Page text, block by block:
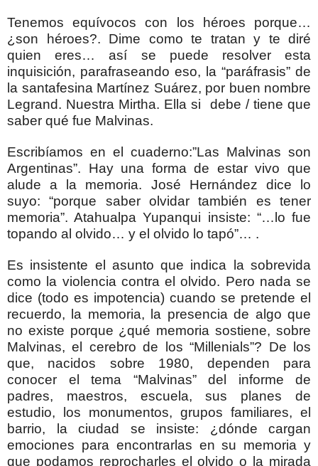
Tenemos equívocos con los héroes porque…
¿son héroes?. Dime como te tratan y te diré
quien eres… así se puede resolver esta
inquisición, parafraseando eso, la “paráfrasis” de
la santafesina Martínez Suárez, por buen nombre
Legrand. Nuestra Mirtha. Ella si debe / tiene que
saber qué fue Malvinas.
Escribíamos en el cuaderno:”Las Malvinas son
Argentinas”. Hay una forma de estar vivo que
alude a la memoria. José Hernández dice lo
suyo: “porque saber olvidar también es tener
memoria”. Atahualpa Yupanqui insiste: “…lo fue
topando al olvido… y el olvido lo tapó”… .
Es insistente el asunto que indica la sobrevida
como la violencia contra el olvido. Pero nada se
dice (todo es impotencia) cuando se pretende el
recuerdo, la memoria, la presencia de algo que
no existe porque ¿qué memoria sostiene, sobre
Malvinas, el cerebro de los “Millenials”? De los
que, nacidos sobre 1980, dependen para
conocer el tema “Malvinas” del informe de
padres, maestros, escuela, sus planes de
estudio, los monumentos, grupos familiares, el
barrio, la ciudad se insiste: ¿dónde cargan
emociones para encontrarlas en su memoria y
que podamos reprocharles el olvido o la mirada